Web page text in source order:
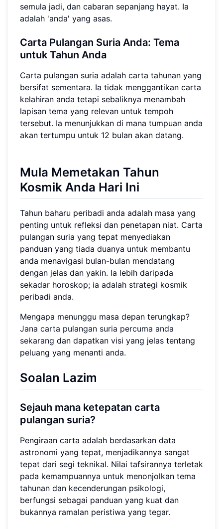
semula jadi, dan cabaran sepanjang hayat. Ia
adalah 'anda' yang asas.
Carta Pulangan Suria Anda: Tema
untuk Tahun Anda
Carta pulangan suria adalah carta tahunan yang
bersifat sementara. Ia tidak menggantikan carta
kelahiran anda tetapi sebaliknya menambah
lapisan tema yang relevan untuk tempoh
tersebut. Ia menunjukkan di mana tumpuan anda
akan tertumpu untuk 12 bulan akan datang.
Mula Memetakan Tahun
Kosmik Anda Hari Ini
Tahun baharu peribadi anda adalah masa yang
penting untuk refleksi dan penetapan niat. Carta
pulangan suria yang tepat menyediakan
panduan yang tiada duanya untuk membantu
anda menavigasi bulan-bulan mendatang
dengan jelas dan yakin. Ia lebih daripada
sekadar horoskop; ia adalah strategi kosmik
peribadi anda.
Mengapa menunggu masa depan terungkap?
Jana carta pulangan suria percuma anda
sekarang dan dapatkan visi yang jelas tentang
peluang yang menanti anda.
Soalan Lazim
Sejauh mana ketepatan carta
pulangan suria?
Pengiraan carta adalah berdasarkan data
astronomi yang tepat, menjadikannya sangat
tepat dari segi teknikal. Nilai tafsirannya terletak
pada kemampuannya untuk menonjolkan tema
tahunan dan kecenderungan psikologi,
berfungsi sebagai panduan yang kuat dan
bukannya ramalan peristiwa yang tegar.